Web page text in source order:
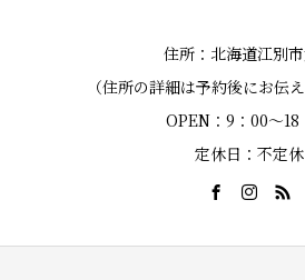
住所：北海道江別
（住所の詳細は予約後にお伝
OPEN：9：00～18
定休日：不定休